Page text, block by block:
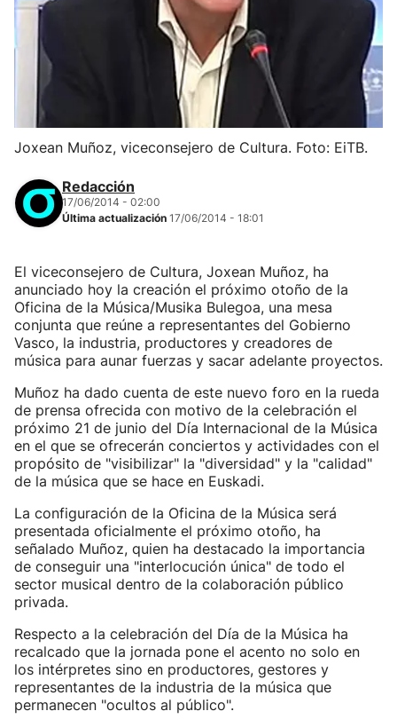
Joxean Muñoz, viceconsejero de Cultura. Foto: EiTB.
Redacción
17/06/2014 - 02:00
Última actualización 17/06/2014 - 18:01
El viceconsejero de Cultura, Joxean Muñoz, ha
anunciado hoy la creación el próximo otoño de la
Oficina de la Música/Musika Bulegoa, una mesa
conjunta que reúne a representantes del Gobierno
Vasco, la industria, productores y creadores de
música para aunar fuerzas y sacar adelante proyectos.
Muñoz ha dado cuenta de este nuevo foro en la rueda
de prensa ofrecida con motivo de la celebración el
próximo 21 de junio del Día Internacional de la Música
en el que se ofrecerán conciertos y actividades con el
propósito de "visibilizar" la "diversidad" y la "calidad"
de la música que se hace en Euskadi.
La configuración de la Oficina de la Música será
presentada oficialmente el próximo otoño, ha
señalado Muñoz, quien ha destacado la importancia
de conseguir una "interlocución única" de todo el
sector musical dentro de la colaboración público
privada.
Respecto a la celebración del Día de la Música ha
recalcado que la jornada pone el acento no solo en
los intérpretes sino en productores, gestores y
representantes de la industria de la música que
permanecen "ocultos al público".